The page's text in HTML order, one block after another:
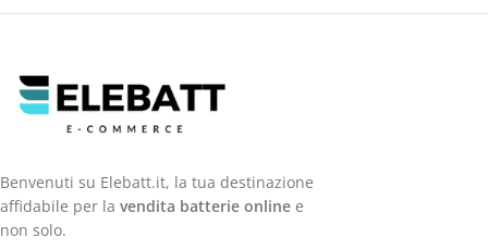
Benvenuti su Elebatt.it, la tua destinazione
affidabile per la vendita batterie online e
non solo.